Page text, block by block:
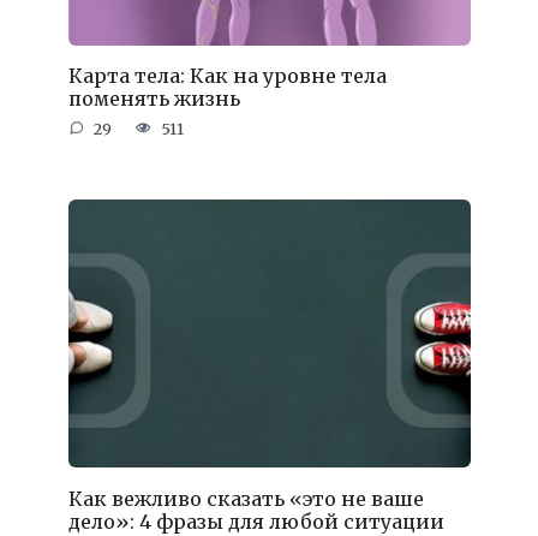
Карта тела: Как на уровне тела
поменять жизнь
29 511
Как вежливо сказать «это не ваше
дело»: 4 фразы для любой ситуации